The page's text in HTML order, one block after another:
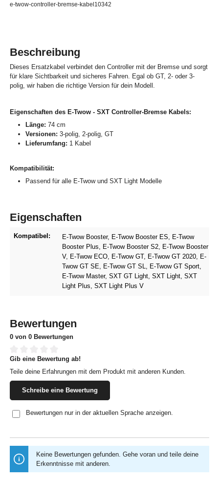
e-twow-controller-bremse-kabel10342
Beschreibung
Dieses Ersatzkabel verbindet den Controller mit der Bremse und sorgt
für klare Sichtbarkeit und sicheres Fahren. Egal ob GT, 2- oder 3-
polig, wir haben die richtige Version für dein Modell.
Eigenschaften des E-Twow - SXT Controller-Bremse Kabels:
Länge: 74 cm
Versionen: 3-polig, 2-polig, GT
Lieferumfang: 1 Kabel
Kompatibilität:
Passend für alle E-Twow und SXT Light Modelle
Eigenschaften
Kompatibel: E-Twow Booster, E-Twow Booster ES, E-Twow
Booster Plus, E-Twow Booster S2, E-Twow Booster
V, E-Twow ECO, E-Twow GT, E-Twow GT 2020, E-
Twow GT SE, E-Twow GT SL, E-Twow GT Sport,
E-Twow Master, SXT GT Light, SXT Light, SXT
Light Plus, SXT Light Plus V
Bewertungen
0 von 0 Bewertungen
Durchschnittliche Bewertung von 0 von 5 Sternen
Gib eine Bewertung ab!
Teile deine Erfahrungen mit dem Produkt mit anderen Kunden.
Schreibe eine Bewertung
Bewertungen nur in der aktuellen Sprache anzeigen.
Keine Bewertungen gefunden. Gehe voran und teile deine
Erkenntnisse mit anderen.